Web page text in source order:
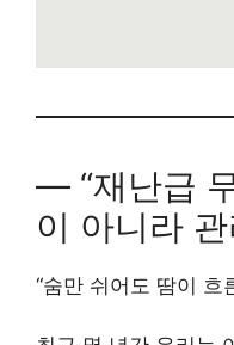
― “재난급
이 아니라
“숨만 쉬어도 땀이 흐